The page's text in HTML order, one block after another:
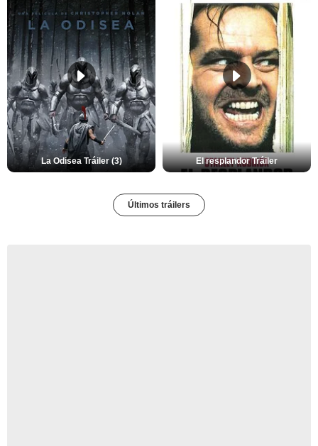
La Odisea Tráiler (3) El resplandor Tráiler
Últimos tráilers